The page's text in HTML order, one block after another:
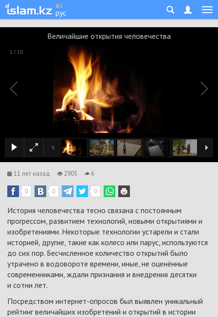
қаз
рус
Величайшие открытия человечества
1 / 10
11 лет назад 2905 6
0 0 0
История человечества тесно связана с постоянным
прогрессом, развитием технологий, новыми открытиями и
изобретениями. Некоторые технологии устарели и стали
историей, другие, такие как колесо или парус, используются
до сих пор. Бесчисленное количество открытий было
утрачено в водовороте времени, иные, не оценённые
современниками, ждали признания и внедрения десятки
и сотни лет.
Посредством интернет-опросов был выявлен уникальный
рейтинг величайших изобретений и открытий в истории